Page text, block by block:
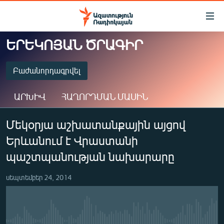
Մատչելիության
Անցնել
հիմնական
բովանդակությանը
Անցնել
մենյուին
Որոնում
ԱԶԱՏՈՒԹՅՈՒՆ TV
ՀԱՅԱՍՏԱՆ
ԸՆՏՐՈՒԹՅՈՒՆՆԵՐ 2026
ԻՐԱՎՈՒՆՔ
ՀԱՍԱՐԱԿՈՒԹՅՈՒՆ
ՏՆՏԵՍՈՒԹՅՈՒՆ
ՂԱՐԱԲԱՂ
ԵՐԵԿՈՅԱՆ ԾՐԱԳԻՐ
Բաժանորդագրվել
Spotify
ԱՐԽԻՎ ՀԱՂՈՐԴՄԱՆ ՄԱՍԻՆ
Մեկօրյա աշխատանքային այցով
Երևանում է Վրաստանի
պաշտպանության նախարարը
սեպտեմբեր 24, 2014